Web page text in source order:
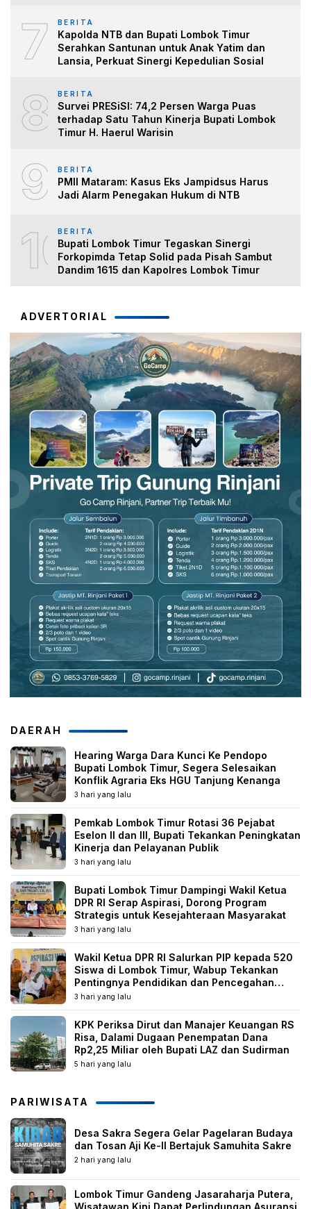
7 BERITA
Kapolda NTB dan Bupati Lombok Timur
Serahkan Santunan untuk Anak Yatim dan
Lansia, Perkuat Sinergi Kepedulian Sosial
8 BERITA
Survei PRESiSI: 74,2 Persen Warga Puas
terhadap Satu Tahun Kinerja Bupati Lombok
Timur H. Haerul Warisin
9 BERITA
PMII Mataram: Kasus Eks Jampidsus Harus
Jadi Alarm Penegakan Hukum di NTB
10BERITA
Bupati Lombok Timur Tegaskan Sinergi
Forkopimda Tetap Solid pada Pisah Sambut
Dandim 1615 dan Kapolres Lombok Timur
ADVERTORIAL
DAERAH
Hearing Warga Dara Kunci Ke Pendopo
Bupati Lombok Timur, Segera Selesaikan
Konflik Agraria Eks HGU Tanjung Kenanga
3 hari yang lalu
Pemkab Lombok Timur Rotasi 36 Pejabat
Eselon II dan III, Bupati Tekankan Peningkatan
Kinerja dan Pelayanan Publik
3 hari yang lalu
Bupati Lombok Timur Dampingi Wakil Ketua
DPR RI Serap Aspirasi, Dorong Program
Strategis untuk Kesejahteraan Masyarakat
3 hari yang lalu
Wakil Ketua DPR RI Salurkan PIP kepada 520
Siswa di Lombok Timur, Wabup Tekankan
Pentingnya Pendidikan dan Pencegahan
Perkawinan Anak
3 hari yang lalu
KPK Periksa Dirut dan Manajer Keuangan RS
Risa, Dalami Dugaan Penempatan Dana
Rp2,25 Miliar oleh Bupati LAZ dan Sudirman
5 hari yang lalu
PARIWISATA
Desa Sakra Segera Gelar Pagelaran Budaya
dan Tosan Aji Ke-II Bertajuk Samuhita Sakre
2 hari yang lalu
Lombok Timur Gandeng Jasaraharja Putera,
Wisatawan Kini Dapat Perlindungan Asuransi